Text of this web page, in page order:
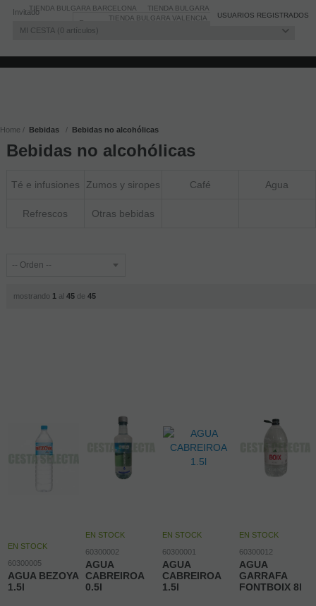
Invitado Registro/Iniciar sesión
MI CESTA 0 artículos
USUARIOS REGISTRADOS
TIENDA BULGARA BARCELONA
TIENDA BULGARA MADRID
TIENDA BULGARA VALENCIA
BLOG
Home Bebidas Bebidas no alcohólicas
Bebidas no alcohólicas
Té e infusiones Zumos y siropes Café Agua
Refrescos Otras bebidas
mostrando 1 al 45de 45
EN STOCK
60300005
AGUA BEZOYA
1.5l
EN STOCK
60300002
AGUA
CABREIROA
0.5l
EN STOCK
60300001
AGUA
CABREIROA
1.5l
EN STOCK
60300012
AGUA
GARRAFA
FONTBOIX 8l